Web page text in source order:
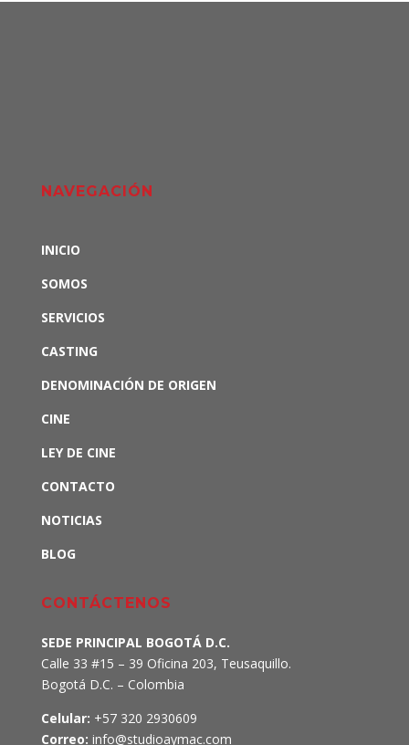
NAVEGACIÓN
INICIO
SOMOS
SERVICIOS
CASTING
DENOMINACIÓN DE ORIGEN
CINE
LEY DE CINE
CONTACTO
NOTICIAS
BLOG
CONTÁCTENOS
SEDE PRINCIPAL BOGOTÁ D.C.
Calle 33 #15 – 39 Oficina 203, Teusaquillo.
Bogotá D.C. – Colombia
Celular: +57 320 2930609
Correo: info@studioaymac.com